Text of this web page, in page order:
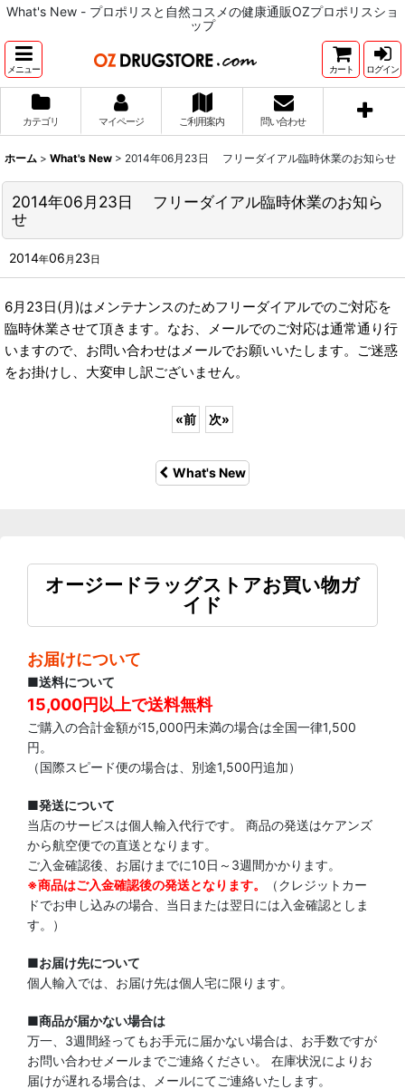
What's New - プロポリスと自然コスメの健康通販OZプロポリスショ
ップ
メニュー カート ログイン
カテゴリ マイページ ご利用案内 問い合わせ
ホーム > What's New > 2014年06月23日 フリーダイアル臨時休業のお知らせ
2014年06月23日 フリーダイアル臨時休業のお知ら
せ
2014年06 月 23日
6月23日(月)はメンテナンスのためフリーダイアルでのご対応を
臨時休業させて頂きます。なお、メールでのご対応は通常通り行
いますので、お問い合わせはメールでお願いいたします。ご迷惑
をお掛けし、大変申し訳ございません。
«前 次»
What's New
オージードラッグストアお買い物ガ
イド
お届けについて
■送料について
15,000円以上で送料無料
ご購入の合計金額が15,000円未満の場合は全国一律1,500
円。
（国際スピード便の場合は、別途1,500円追加）
■発送について
当店のサービスは個人輸入代行です。 商品の発送はケアンズ
から航空便での直送となります。
ご入金確認後、お届けまでに10日～3週間かかります。
※商品はご入金確認後の発送となります。
（クレジットカー
ドでお申し込みの場合、当日または翌日には入金確認としま
す。）
■お届け先について
個人輸入では、お届け先は個人宅に限ります。
■商品が届かない場合は
万一、3週間経ってもお手元に届かない場合は、お手数ですが
お問い合わせメールまでご連絡ください。 在庫状況によりお
届けが遅れる場合は、メールにてご連絡いたします。